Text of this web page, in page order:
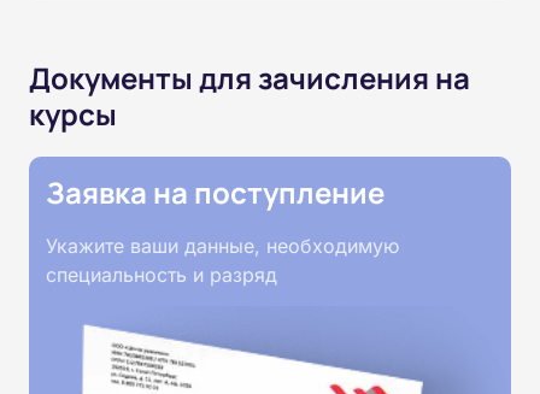
Документы для зачисления на
курсы
Заявка на поступление
Укажите ваши данные, необходимую
специальность и разряд